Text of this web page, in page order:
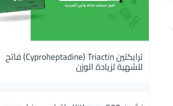
ترايكتين Cyproheptadine) Triactin) فاتح
للشهية لزيادة الوزن